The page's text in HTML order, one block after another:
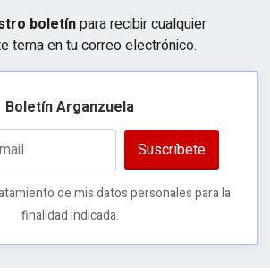
boletínpara recibir cualquier
tema en tu correo electrónico.
Boletín Arganzuela
Suscríbete
de mis datos personales para la
finalidad indicada.